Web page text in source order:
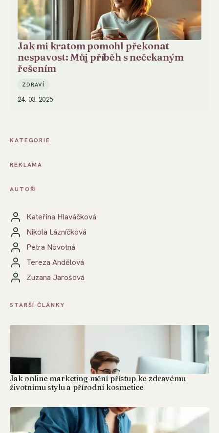
Jak mi kratom pomohl překonat
nespavost: Můj příběh s nečekaným
řešením
ZDRAVÍ
24. 03. 2025
KATEGORIE
REKLAMA
AUTOŘI
Kateřina Hlaváčková
Nikola Lázníčková
Petra Novotná
Tereza Andělová
Zuzana Jarošová
STARŠÍ ČLÁNKY
Jak online marketing mění přístup ke zdravému
životnímu stylu a přírodní kosmetice